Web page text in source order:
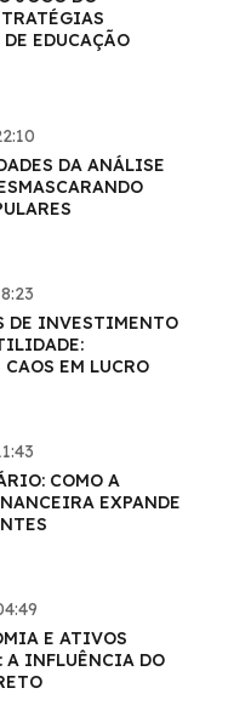
EDUCAÇÃO
DA ANÁLISE
DE INVESTIMENTO
EM LUCRO
COMO A
EXPANDE
E ATIVOS
A INFLUÊNCIA DO